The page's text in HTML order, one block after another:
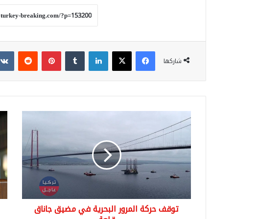
شاركها
فيسبوك‫X لينكدإن بينتيريست
توقف
حركة
البحرية
مضيق
جاناق
قلعة
توقف حركة المرور البحرية في مضيق جاناق